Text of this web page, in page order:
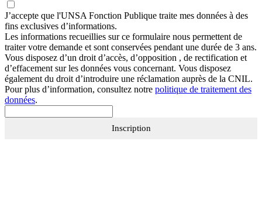
J’accepte que l'UNSA Fonction Publique traite mes données à des
fins exclusives d’informations.
Les informations recueillies sur ce formulaire nous permettent de
traiter votre demande et sont conservées pendant une durée de 3 ans.
Vous disposez d’un droit d’accès, d’opposition , de rectification et
d’effacement sur les données vous concernant. Vous disposez
également du droit d’introduire une réclamation auprès de la CNIL.
Pour plus d’information, consultez notre politique de traitement des
données.
Inscription